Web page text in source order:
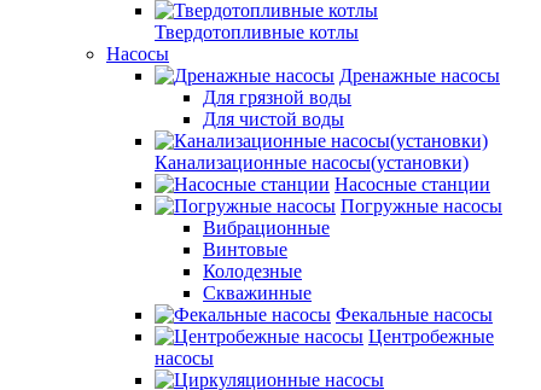
Твердотопливные котлы
Насосы
Дренажные насосы
Для грязной воды
Для чистой воды
Канализационные насосы(установки)
Насосные станции
Погружные насосы
Вибрационные
Винтовые
Колодезные
Скважинные
Фекальные насосы
Центробежные
насосы